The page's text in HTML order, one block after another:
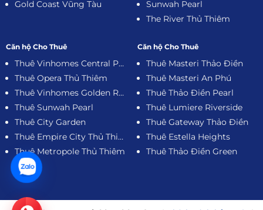
Gold Coast Vũng Tàu
Sunwah Pearl
The River Thủ Thiêm
Căn hộ Cho Thuê
Thuê Vinhomes Central Park
Thuê Opera Thủ Thiêm
Thuê Vinhomes Golden River
Thuê Sunwah Pearl
Thuê City Garden
Thuê Empire City Thủ Thiêm
Thuê Metropole Thủ Thiêm
Căn hộ Cho Thuê
Thuê Masteri Thảo Điền
Thuê Masteri An Phú
Thuê Thảo Điền Pearl
Thuê Lumiere Riverside
Thuê Gateway Thảo Điền
Thuê Estella Heights
Thuê Thảo Điền Green